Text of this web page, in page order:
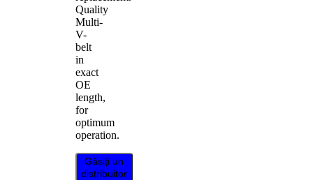
Quality
Multi-
V-
belt
in
exact
OE
length,
for
optimum
operation.
Găsiți un
distribuitor